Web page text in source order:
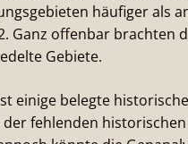
häufiger als
Ganz offenbar brachten
Gebiete.
einige belegte
fehlenden